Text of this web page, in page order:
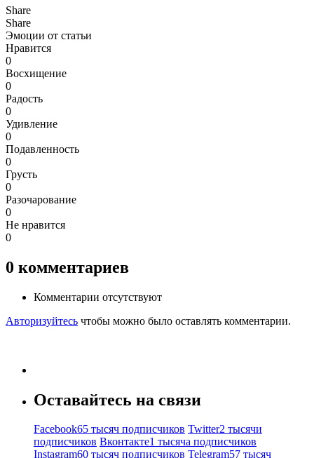
Share
Share
Эмоции от статьи
Нравится
0
Восхищение
0
Радость
0
Удивление
0
Подавленность
0
Грусть
0
Разочарование
0
Не нравится
0
0 комментариев
Комментарии отсутствуют
Авторизуйтесь чтобы можно было оставлять комментарии.
Оставайтесь на связи
Facebook65 тысяч подписчиков Twitter2 тысячи
подписчиков Вконтакте1 тысяча подписчиков
Instagram60 тысяч подписчиков Telegram57 тысяч